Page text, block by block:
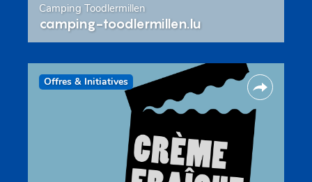
Camping Toodlermillen
camping-toodlermillen.lu
Offres & Initiatives